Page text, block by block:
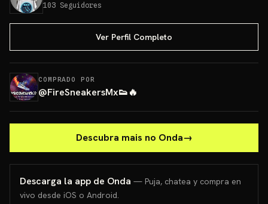
103 Seguidores
Ver Perfil Completo
COMPRADO POR
@FireSneakersMx👟🔥
Descubra mais no Onda→
Descarga la app de Onda — Puja, chatea y compra en
vivo desde iOS o Android.